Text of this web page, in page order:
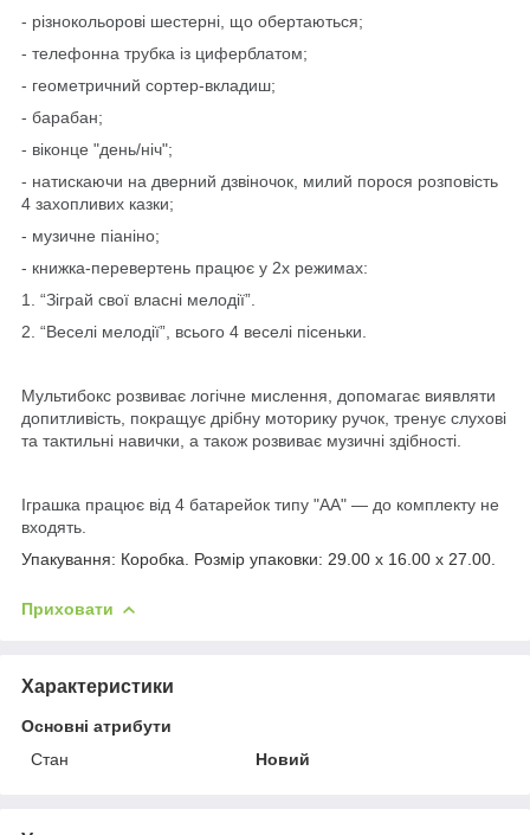
- різнокольорові шестерні, що обертаються;
- телефонна трубка із циферблатом;
- геометричний сортер-вкладиш;
- барабан;
- віконце "день/ніч";
- натискаючи на дверний дзвіночок, милий порося розповість
4 захопливих казки;
- музичне піаніно;
- книжка-перевертень працює у 2х режимах:
1. “Зіграй свої власні мелодії”.
2. “Веселі мелодії”, всього 4 веселі пісеньки.
Мультибокс розвиває логічне мислення, допомагає виявляти
допитливість, покращує дрібну моторику ручок, тренує слухові
та тактильні навички, а також розвиває музичні здібності.
Іграшка працює від 4 батарейок типу "АА" — до комплекту не
входять.
Упакування: Коробка. Розмір упаковки: 29.00 x 16.00 x 27.00.
Приховати
Характеристики
Основні атрибути
Стан
Новий